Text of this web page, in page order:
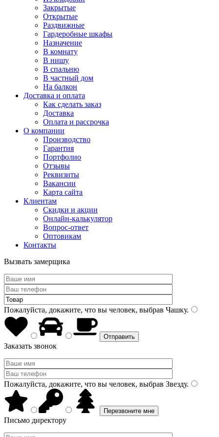
Закрытые
Открытые
Раздвижные
Гардеробные шкафы
Назначение
В комнату
В нишу
В спальню
В частный дом
На балкон
Доставка и оплата
Как сделать заказ
Доставка
Оплата и рассрочка
О компании
Производство
Гарантия
Портфолио
Отзывы
Реквизиты
Вакансии
Карта сайта
Клиентам
Скидки и акции
Онлайн-калькулятор
Вопрос-ответ
Оптовикам
Контакты
Вызвать замерщика
Пожалуйста, докажите, что вы человек, выбрав Чашку.
Заказать звонок
Пожалуйста, докажите, что вы человек, выбрав Звезду.
Письмо директору